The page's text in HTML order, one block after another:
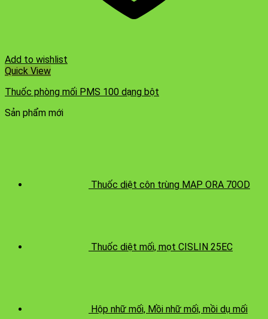
Add to wishlist
Quick View
Thuốc phòng mối PMS 100 dạng bột
Sản phẩm mới
Thuốc diệt côn trùng MAP ORA 70OD
Thuốc diệt mối, mọt CISLIN 25EC
Hộp nhữ mối, Mồi nhữ mối, mồi dụ mối